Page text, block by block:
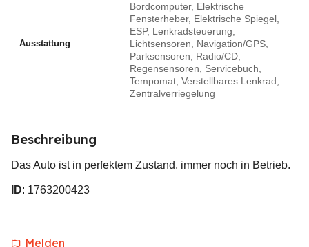
Ausstattung
Bordcomputer, Elektrische
Fensterheber, Elektrische Spiegel,
ESP, Lenkradsteuerung,
Lichtsensoren, Navigation/GPS,
Parksensoren, Radio/CD,
Regensensoren, Servicebuch,
Tempomat, Verstellbares Lenkrad,
Zentralverriegelung
Beschreibung
Das Auto ist in perfektem Zustand, immer noch in Betrieb.
ID: 1763200423
Melden